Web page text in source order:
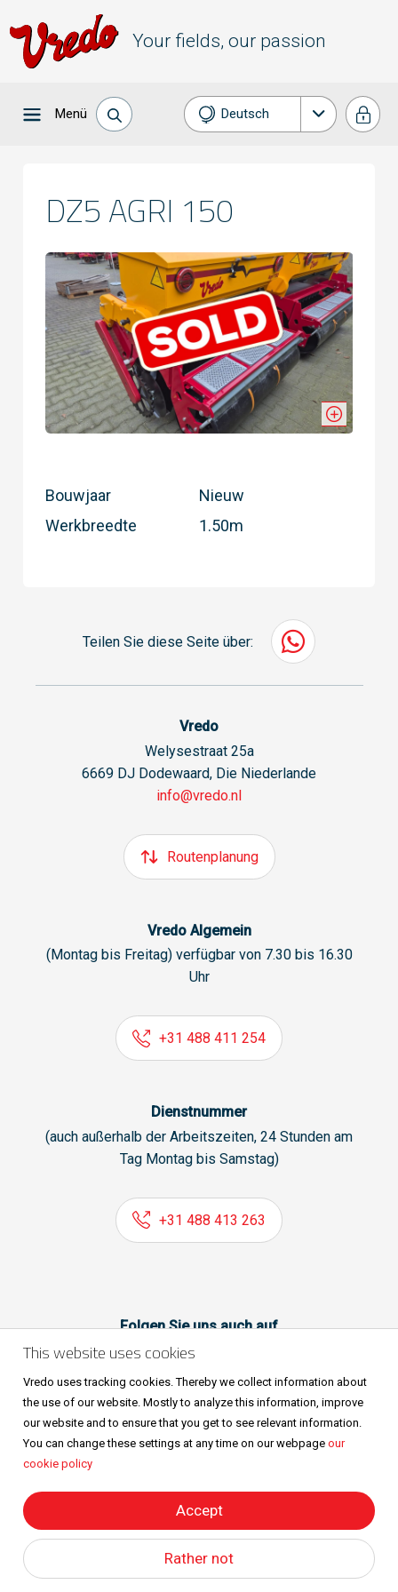
Your fields, our passion
Menü Deutsch
DZ5 AGRI 150
Bouwjaar
Nieuw
Werkbreedte
1.50m
Teilen Sie diese Seite über:
Vredo
Welysestraat 25a
6669 DJ Dodewaard, Die Niederlande
info@vredo.nl
Routenplanung
Vredo Algemein
(Montag bis Freitag) verfügbar von 7.30 bis 16.30
Uhr
+31 488 411 254
Dienstnummer
(auch außerhalb der Arbeitszeiten, 24 Stunden am
Tag Montag bis Samstag)
+31 488 413 263
Folgen Sie uns auch auf
Alle Rechte vorbehalten © Vredo 2026.
This website uses cookies
Vredo uses tracking cookies. Thereby we collect information about
the use of our website. Mostly to analyze this information, improve
our website and to ensure that you get to see relevant information.
You can change these settings at any time on our webpage our
cookie policy
Accept
Rather not